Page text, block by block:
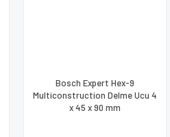
Bosch Expert Hex-9
Multiconstruction Delme Ucu 4
x 45 x 90 mm